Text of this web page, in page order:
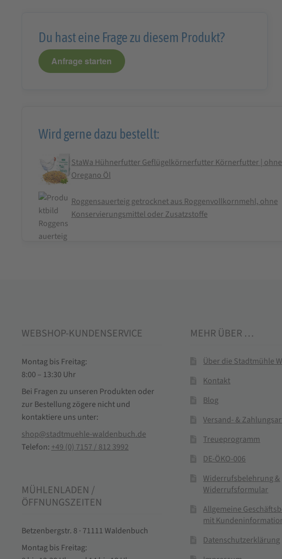
Du hast eine Frage zu diesem Produkt?
Anfrage starten
Wird gerne dazu bestellt:
StaWa Hühnerfutter Geflügelkörnerfutter Körnerfutter |
Oregano Öl
Roggensauerteig getrocknet aus Roggenvollkornmehl, ohne
Konservierungsmittel oder Zusatzstoffe
WEBSHOP-KUNDENSERVICE
Montag bis Freitag:
8:00 – 13:30 Uhr
Bei Fragen zu unseren Produkten oder
zur Bestellung zögere nicht und
kontaktiere uns unter:
shop@stadtmuehle-waldenbuch.de
Telefon: +49 (0) 7157 / 812 3992
MÜHLENLADEN /
ÖFFNUNGSZEITEN
Betzenbergstr. 8 · 71111 Waldenbuch
Montag bis Freitag:
MEHR ÜBER …
Über die Stadtmühle
Kontakt
Blog
Versand- &
Treueprogramm
DE-ÖKO-006
Widerrufsbelehrung &
Widerrufsformular
Allgemeine
mit
Datenschutzerklärung